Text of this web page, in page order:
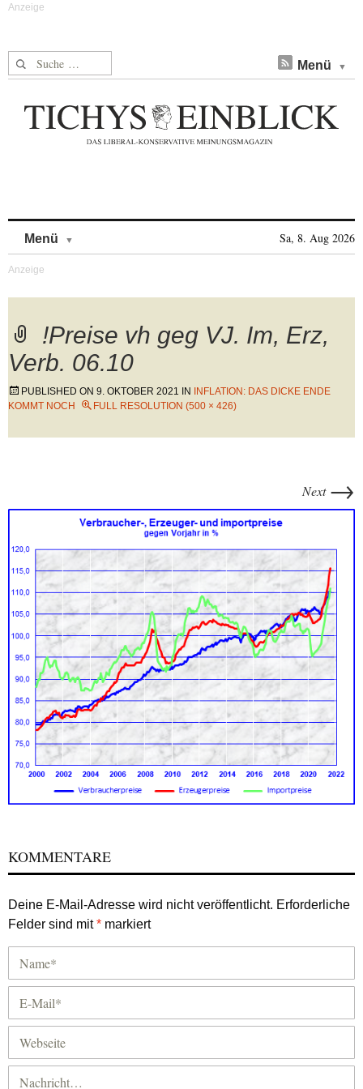
Suche nach: Menü
Menü Sa, 8. Aug 2026
!Preise vh geg VJ. Im, Erz,
Verb. 06.10
PUBLISHED ON 9. OKTOBER 2021 IN
INFLATION: DAS DICKE ENDE
KOMMT NOCH
FULL RESOLUTION (500 × 426)
Next →
KOMMENTARE
Deine E-Mail-Adresse wird nicht veröffentlicht. Erforderliche
Felder sind mit* markiert